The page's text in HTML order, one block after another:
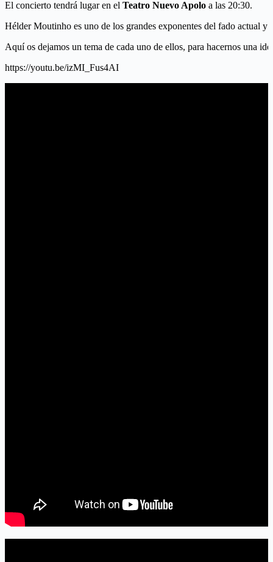
El concierto tendrá lugar en el Teatro Nuevo Apolo a las 20:30.
Hélder Moutinho es uno de los grandes exponentes del fado actual
Aquí os dejamos un tema de cada uno de ellos, para hacernos una
https://youtu.be/izMI_Fus4AI